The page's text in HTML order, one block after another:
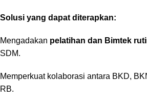
Solusi yang dapat diterapkan:
Mengadakan pelatihan dan Bimtek
SDM.
Memperkuat kolaborasi antara BKD,
RB.